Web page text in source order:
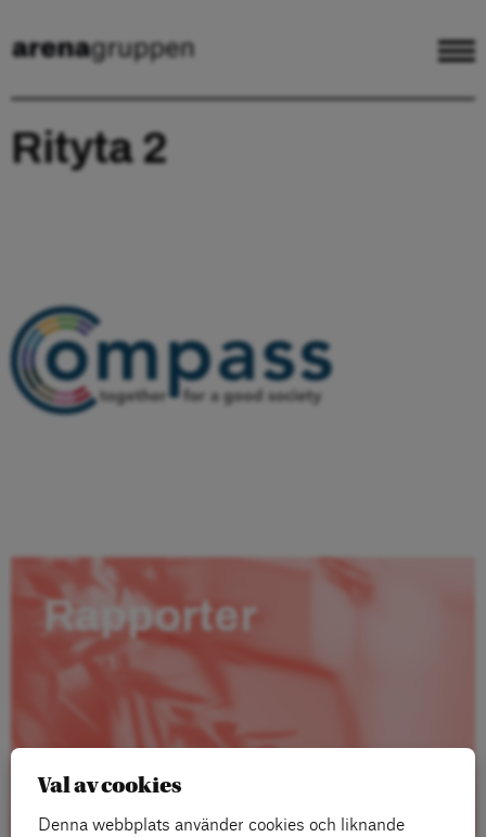
Rityta 2
Rapporter
Val av cookies
Denna webbplats använder cookies och liknande